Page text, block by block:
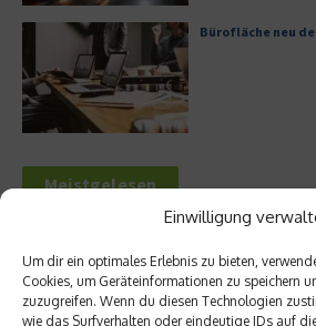
Einwilligung
Um dir ein optimales Erlebnis zu bieten,
Cookies, um Geräteinformationen zu speichern
zuzugreifen. Wenn du diesen Technologien
wie das Surfverhalten oder eindeutige IDs auf
Bürofläche neu
Meistgelesen
Geschäftskontos